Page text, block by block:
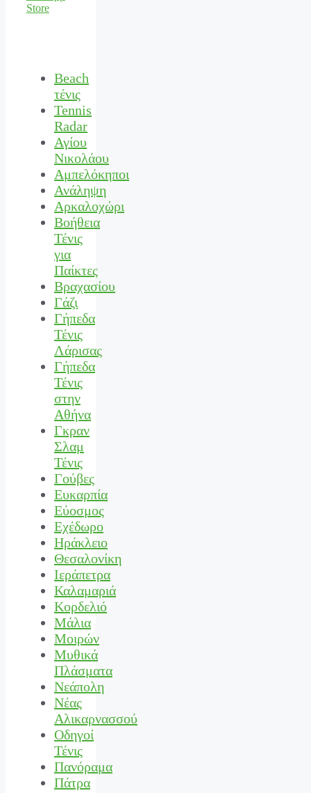
Beach
τένις
Tennis
Radar
Αγίου
Νικολάου
Αμπελόκηποι
Ανάληψη
Αρκαλοχώρι
Βοήθεια
Τένις
για
Παίκτες
Βραχασίου
Γάζι
Γήπεδα
Τένις
Λάρισας
Γήπεδα
Τένις
στην
Αθήνα
Γκραν
Σλαμ
Τένις
Γούβες
Ευκαρπία
Εύοσμος
Εχέδωρο
Ηράκλειο
Θεσαλονίκη
Ιεράπετρα
Καλαμαριά
Κορδελιό
Μάλια
Μοιρών
Μυθικά
Πλάσματα
Νεάπολη
Νέας
Αλικαρνασσού
Οδηγοί
Τένις
Πανόραμα
Πάτρα